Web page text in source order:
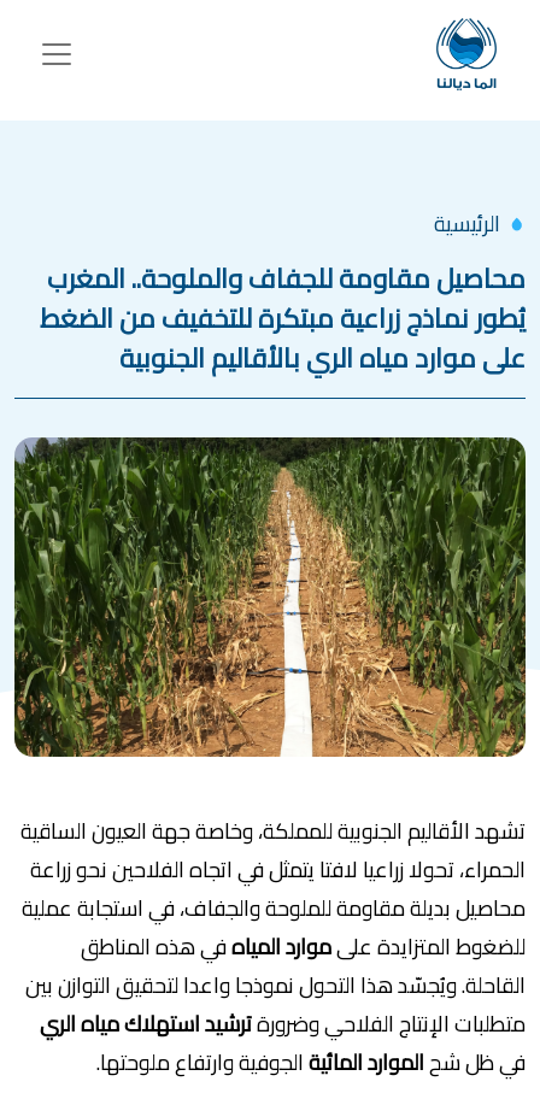
تجاوز إلى المحتوى الرئيسي
الرئيسية
محاصيل مقاومة للجفاف والملوحة.. المغرب
يُطور نماذج زراعية مبتكرة للتخفيف من الضغط
على موارد مياه الري بالأقاليم الجنوبية
تشهد الأقاليم الجنوبية للمملكة، وخاصة جهة العيون الساقية
الحمراء، تحولا زراعيا لافتا يتمثل في اتجاه الفلاحين نحو زراعة
محاصيل بديلة مقاومة للملوحة والجفاف، في استجابة عملية
للضغوط المتزايدة علىموارد المياهفي هذه المناطق
القاحلة. ويُجسّد هذا التحول نموذجا واعدا لتحقيق التوازن بين
متطلبات الإنتاج الفلاحي وضرورةترشيد استهلاك مياه الري
في ظل شحالموارد المائيةالجوفية وارتفاع ملوحتها.